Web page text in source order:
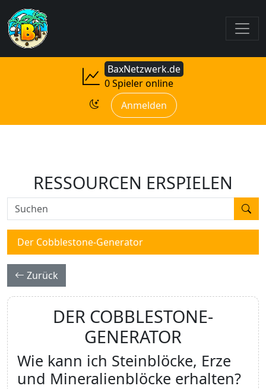
BaxNetzwerk.de
0 Spieler online
Anmelden
RESSOURCEN ERSPIELEN
Suchen
Der Cobblestone-Generator
Zurück
DER COBBLESTONE-
GENERATOR
Wie kann ich Steinblöcke, Erze
und Mineralienblöcke erhalten?